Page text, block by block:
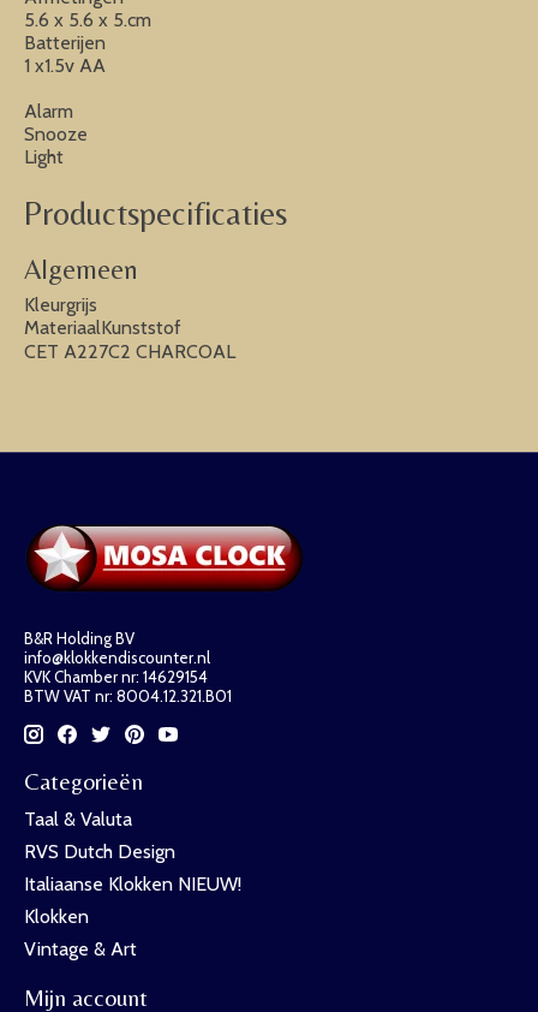
5.6 x 5.6 x 5.cm
Batterijen
1 x1.5v AA
Alarm
Snooze
Light
Productspecificaties
Algemeen
Kleurgrijs
MateriaalKunststof
CET A227C2 CHARCOAL
B&R Holding BV
info@klokkendiscounter.nl
KVK Chamber nr: 14629154
BTW VAT nr: 8004.12.321.B01
Categorieën
Taal & Valuta
RVS Dutch Design
Italiaanse Klokken NIEUW!
Klokken
Vintage & Art
Mijn account